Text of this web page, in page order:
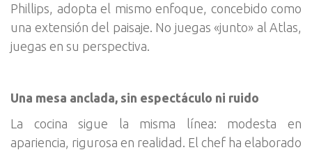
Phillips, adopta el mismo enfoque, concebido como
una extensión del paisaje. No juegas «junto» al Atlas,
juegas en su perspectiva.
Una mesa anclada, sin espectáculo ni ruido
La cocina sigue la misma línea: modesta en
apariencia, rigurosa en realidad. El chef ha elaborado